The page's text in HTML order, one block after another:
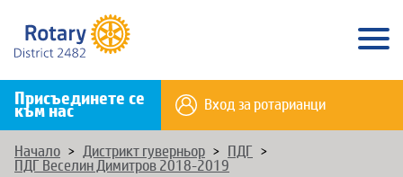
Присъединете се
към нас Вход за ротарианци
Начало > Дистрикт гуверньор > ПДГ
>
ПДГ Веселин Димитров 2018-2019